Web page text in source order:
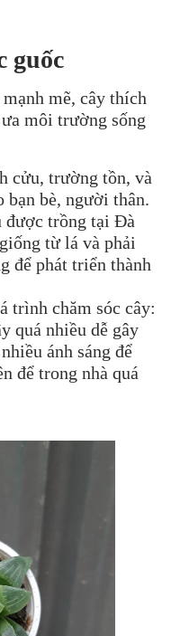
guốc
mẽ, cây thích
môi trường sống
cửu, trường tồn, và
bạn bè, người thân.
được trồng tại Đà
từ lá và phải
để phát triển thành
trình chăm sóc cây:
quá nhiều dễ gây
ánh sáng để
để trong nhà quá